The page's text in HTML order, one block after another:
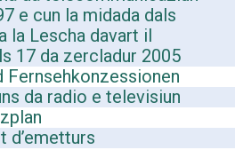
e cun la midada dals
la Lescha davart il
17 da zercladur 2005
Fernsehkonzessionen
da radio e televisiun
d’emetturs